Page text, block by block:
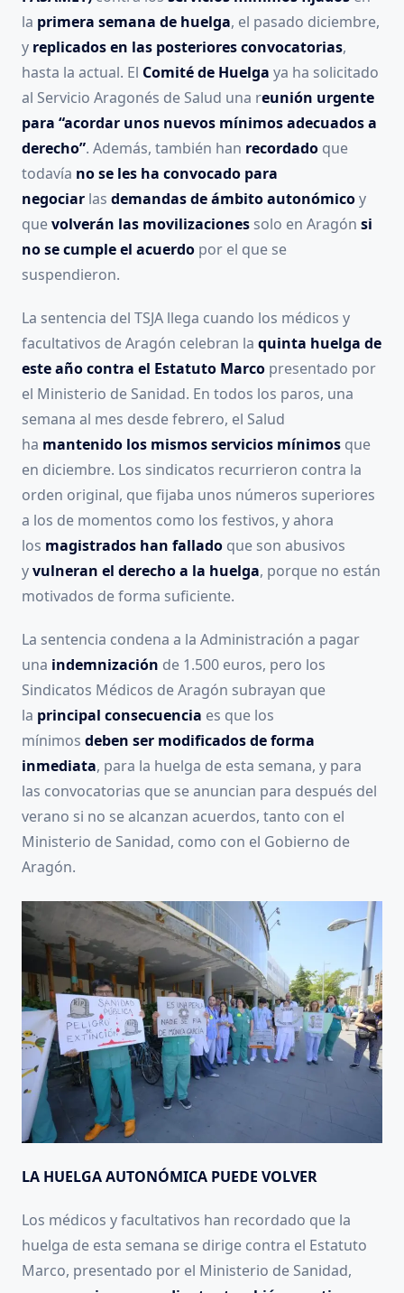
la primera semana de huelga, el pasado diciembre,
y replicados en las posteriores convocatorias,
hasta la actual. El Comité de Huelga ya ha solicitado
al Servicio Aragonés de Salud una reunión urgente
para “acordar unos nuevos mínimos adecuados a
derecho”. Además, también han recordado que
todavía no se les ha convocado para
negociar las demandas de ámbito autonómicoy
quevolverán las movilizaciones solo en Aragón si
no se cumple el acuerdo por el que se
suspendieron.
La sentencia del TSJA llega cuando los médicos y
facultativos de Aragón celebran la quinta huelga de
este año contra el Estatuto Marco presentado por
el Ministerio de Sanidad. En todos los paros, una
semana al mes desde febrero, el Salud
ha mantenido los mismos servicios mínimos que
en diciembre. Los sindicatos recurrieron contra la
orden original, que fijaba unos números superiores
a los de momentos como los festivos, y ahora
los magistrados han fallado que son abusivos
yvulneran el derecho a la huelga, porque no están
motivados de forma suficiente.
La sentencia condena a la Administración a pagar
una indemnización de 1.500 euros, pero los
Sindicatos Médicos de Aragón subrayan que
la principal consecuencia es que los
mínimos deben ser modificados de forma
inmediata, para la huelga de esta semana, y para
las convocatorias que se anuncian para después del
verano si no se alcanzan acuerdos, tanto con el
Ministerio de Sanidad, como con el Gobierno de
Aragón.
LA HUELGA AUTONÓMICA PUEDE VOLVER
Los médicos y facultativos han recordado que la
huelga de esta semana se dirige contra el Estatuto
Marco, presentado por el Ministerio de Sanidad,